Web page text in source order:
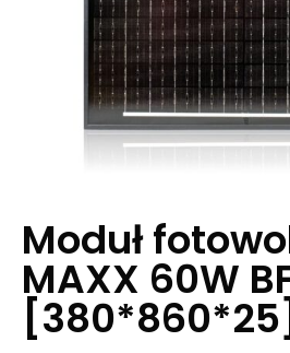
Moduł
MAXX 60W
[380*860*25]